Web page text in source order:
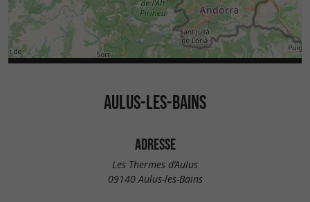
AULUS-LES-BAINS
ADRESSE
Les Thermes d’Aulus
09140 Aulus-les-Bains